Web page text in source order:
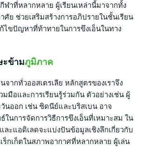
าที่หลากหลาย ผู้เรียนเหล่านี้มาจากทั้ง
ศัย ช่วยเสริมสร้างการอภิปรายในชั้นเรียน
ไขปัญหาที่ท้าทายในการขึงเอ็นในทาง
ะข้ามภูมิภาค
จากทั่วออสเตรเลีย หลักสูตรของเราจึง
มมือและการเรียนรู้ร่วมกัน ตัวอย่างเช่น ผู้
นออก เช่น ซิดนีย์และบริสเบน อาจ
ในการจัดการวิธีการขึงเอ็นที่เหมาะสม ใน
ะแอดิเลดจะแบ่งปันข้อมูลเชิงลึกเกี่ยวกับ
ร็กเก็ตในสภาพอากาศที่หลากหลาย ผู้เล่น